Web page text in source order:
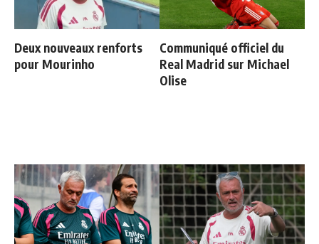
Deux nouveaux renforts
pour Mourinho
Communiqué officiel du
Real Madrid sur Michael
Olise